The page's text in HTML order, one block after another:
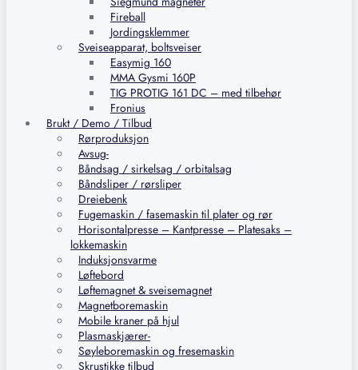
Fireball
Jordingsklemmer
Sveiseapparat, boltsveiser
Easymig 160
MMA Gysmi 160P
TIG PROTIG 161 DC – med tilbehør
Fronius
Brukt / Demo / Tilbud
Rørproduksjon
Avsug-
Båndsag / sirkelsag / orbitalsag
Båndsliper / rørsliper
Dreiebenk
Fugemaskin / fasemaskin til plater og rør
Horisontalpresse – Kantpresse – Platesaks –
lokkemaskin
Induksjonsvarme
Løftebord
Løftemagnet & sveisemagnet
Magnetboremaskin
Mobile kraner på hjul
Plasmaskjærer-
Søyleboremaskin og fresemaskin
Skrustikke tilbud